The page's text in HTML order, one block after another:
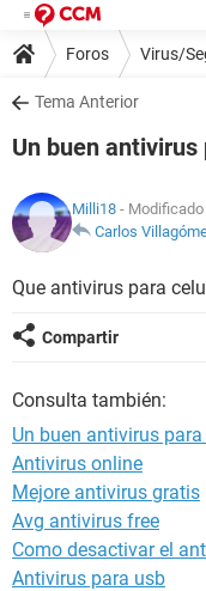
Foros Virus/
Tema Anterior
Un buen
Milli18 -
Carlos
Que antivirus para
Compartir
Consulta también:
Un buen antivirus
Antivirus online
Mejore antivirus gratis
Avg antivirus free
Como desactivar el
Antivirus para usb